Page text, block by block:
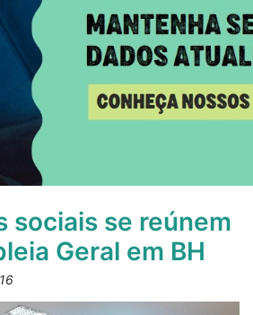
sociais se reúnem
Geral em BH